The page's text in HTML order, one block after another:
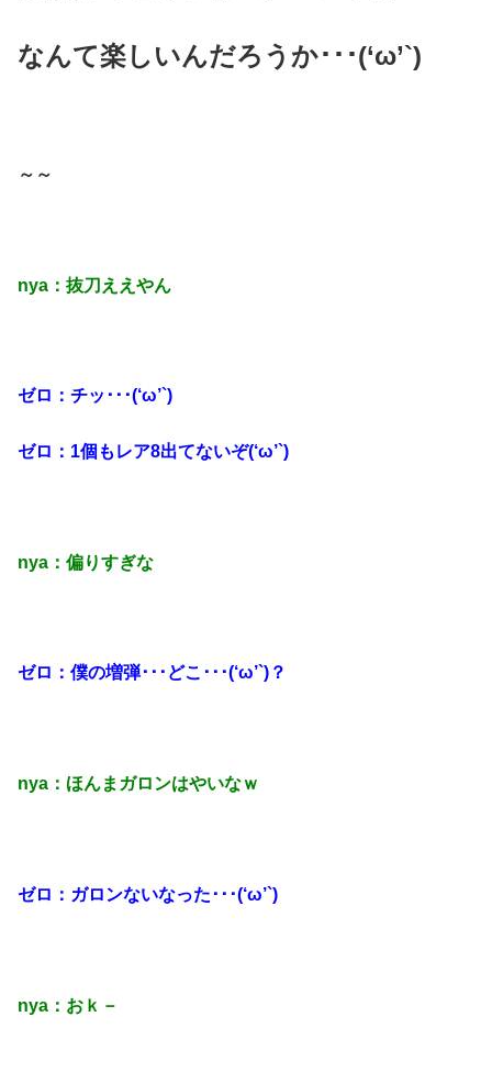
なんて楽しいんだろうか･･･(‘ω’`)
～～
nya：抜刀ええやん
ゼロ：チッ･･･(‘ω’`)
ゼロ：1個もレア8出てないぞ(‘ω’`)
nya：偏りすぎな
ゼロ：僕の増弾･･･どこ･･･(‘ω’`)？
nya：ほんまガロンはやいなｗ
ゼロ：ガロンないなった･･･(‘ω’`)
nya：おｋ－